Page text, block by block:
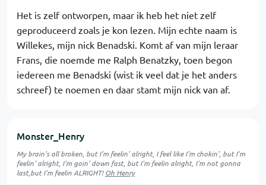
Het is zelf ontworpen, maar ik heb het niet zelf
geproduceerd zoals je kon lezen. Mijn echte naam is
Willekes, mijn nick Benadski. Komt af van mijn leraar
Frans, die noemde me Ralph Benatzky, toen begon
iedereen me Benadski (wist ik veel dat je het anders
schreef) te noemen en daar stamt mijn nick van af.
Monster_Henry
My brain's all broken, but I'm feelin' alright, I feel like I'm chokin', but I'm
feelin' alright, I'm goin' down fast, but I'm feelin alright, I'm not gonna
last,but I'm feelin ALRIGHT!Oh Henry